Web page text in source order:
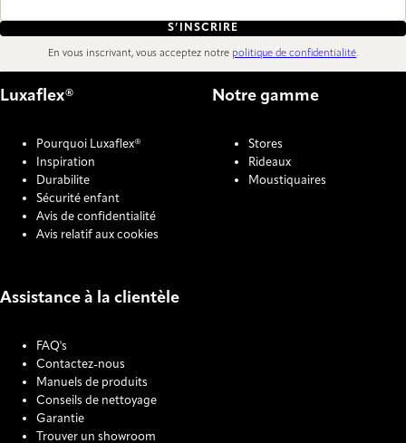
S’INSCRIRE
En vous inscrivant, vous acceptez notre politique de confidentialité.
Luxaflex®
Pourquoi Luxaflex®
Inspiration
Durabilite
Sécurité enfant
Avis de confidentialité
Avis relatif aux cookies
Notre gamme
Stores
Rideaux
Moustiquaires
Assistance à la clientèle
FAQ's
Contactez-nous
Manuels de produits
Conseils de nettoyage
Garantie
Trouver un showroom